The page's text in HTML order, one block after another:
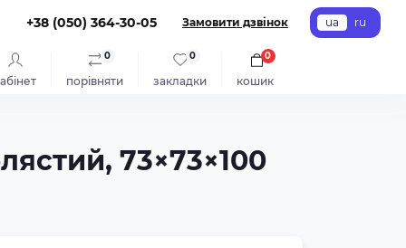
+38 (050) 364-30-05 Замовити дзвінок ua ru
порівняти
0
закладки
0
кошик
0
73×73×100